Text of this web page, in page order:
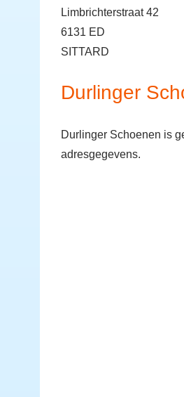
Limbrichterstraat 42
6131 ED
SITTARD
Durlinger
Durlinger Schoenen is
adresgegevens.